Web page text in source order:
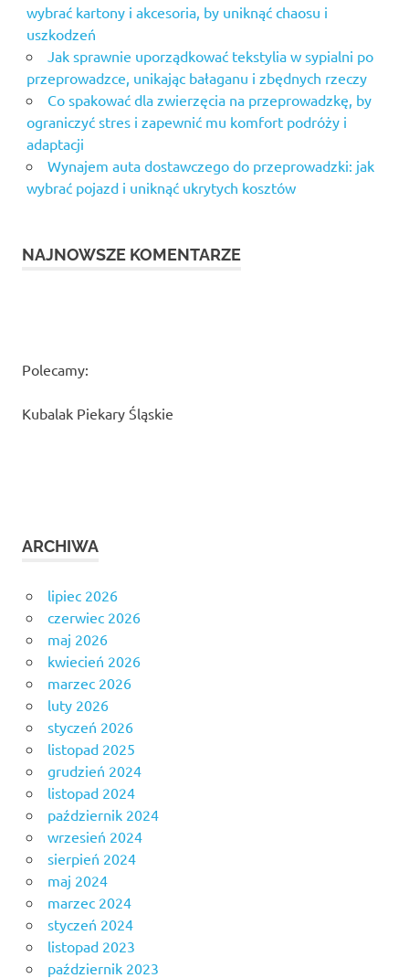
wybrać kartony i akcesoria, by uniknąć chaosu i
uszkodzeń
Jak sprawnie uporządkować tekstylia w sypialni po
przeprowadzce, unikając bałaganu i zbędnych rzeczy
Co spakować dla zwierzęcia na przeprowadzkę, by
ograniczyć stres i zapewnić mu komfort podróży i
adaptacji
Wynajem auta dostawczego do przeprowadzki: jak
wybrać pojazd i uniknąć ukrytych kosztów
NAJNOWSZE KOMENTARZE
Polecamy:
Kubalak Piekary Śląskie
ARCHIWA
lipiec 2026
czerwiec 2026
maj 2026
kwiecień 2026
marzec 2026
luty 2026
styczeń 2026
listopad 2025
grudzień 2024
listopad 2024
październik 2024
wrzesień 2024
sierpień 2024
maj 2024
marzec 2024
styczeń 2024
listopad 2023
październik 2023